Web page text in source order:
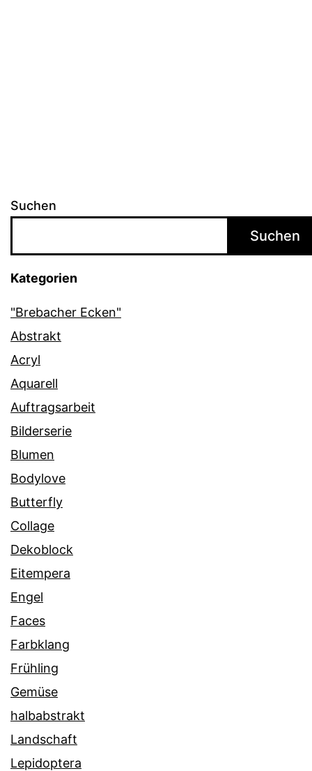
Suchen
Suchen
Kategorien
"Brebacher Ecken"
Abstrakt
Acryl
Aquarell
Auftragsarbeit
Bilderserie
Blumen
Bodylove
Butterfly
Collage
Dekoblock
Eitempera
Engel
Faces
Farbklang
Frühling
Gemüse
halbabstrakt
Landschaft
Lepidoptera